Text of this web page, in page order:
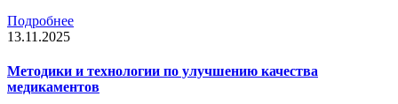
Подробнее
13.11.2025
Методики и технологии по улучшению качества
медикаментов